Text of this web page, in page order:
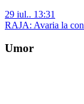
29 iul.. 13:31
RAJA: Avaria la
Umor